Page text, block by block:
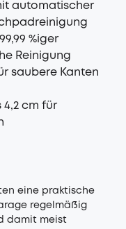
automatischer
%iger
Reinigung
saubere Kanten
cm für
eine praktische
regelmäßig
damit meist